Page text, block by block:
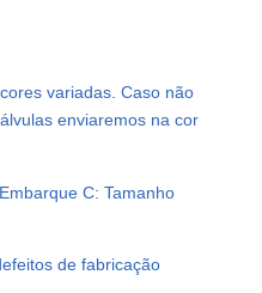
variadas. Caso não
enviaremos na cor
C: Tamanho
de fabricação